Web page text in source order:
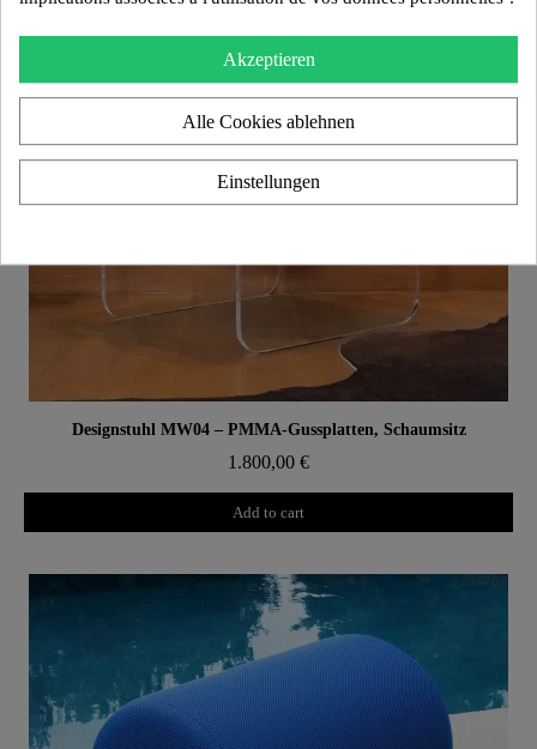
Aperçu rapide
Designstuhl MW04 – PMMA-Gussplatten, Schaumsitz
1.800,00 €
Add to cart
Akzeptieren
Alle Cookies ablehnen
Einstellungen